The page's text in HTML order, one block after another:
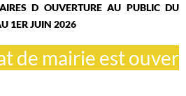
D OUVERTURE AU PUBLIC DU
1ER JUIN 2026
mairie est ouvert